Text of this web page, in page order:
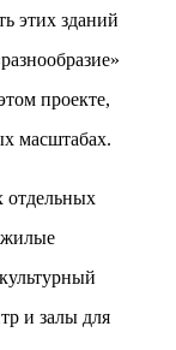
этих зданий
проекте,
масштабах.
отдельных
жилые
и залы для